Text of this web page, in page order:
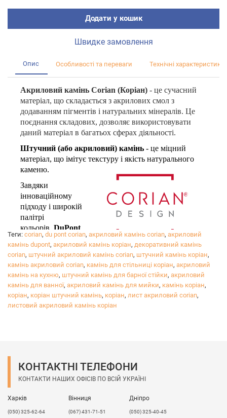
Додати у кошик
Швидке замовлення
Опис Особливості та переваги Технічні характеристики
Акриловий камінь Corian (Коріан) - це сучасний
матеріал, що складається з акрилових смол з
додаванням пігментів і натуральних мінералів. Це
поєднання складових, дозволяє використовувати
даний матеріал в багатьох сферах діяльності.
Штучний (або акриловий) камінь - це міцний
матеріал, що імітує текстуру і якість натурального
каменю.
Завдяки
інноваційному
підходу і широкій
палітрі
кольорів, DuPont
™ Corian®втілить
в життя всі ваші бажання в дизайні вашого будинку.
Досягайте своєї мрії, вибираючи якісний продукт,
який буде радувати вас в будь-якій ситуації.
Ви можете спокійно відпочивати, знаючи, що ви
вибрали робочу поверхню, яка прослужить дуже
Теги: corian, du pont corian, акриловий камінь corian, акриловий
камінь dupont, акриловий камінь коріан, декоративний камінь
corian, штучний акриловий камінь corian, штучний камінь коріан,
камінь акриловий corian, камінь для стільниці коріан, акриловий
камінь на кухню, штучний камінь для барної стійки, акриловий
камінь для ванної, акриловий камінь для мийки, камінь коріан,
коріан, коріан штучний камінь, коріан, лист акриловий corian,
листовий акриловий камінь коріан
КОНТАКТНІ ТЕЛЕФОНИ
КОНТАКТИ НАШИХ ОФІСІВ ПО ВСІЙ УКРАЇНІ
Харків
(050) 325-62-64
Вінниця
(067) 431-71-51
Дніпро
(050) 325-40-45